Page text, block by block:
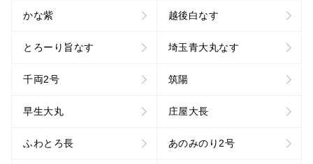
かな紫 越後白なす
とろーり旨なす 埼玉青大丸なす
千両2号 筑陽
早生大丸 庄屋大長
ふわとろ長 あのみのり2号